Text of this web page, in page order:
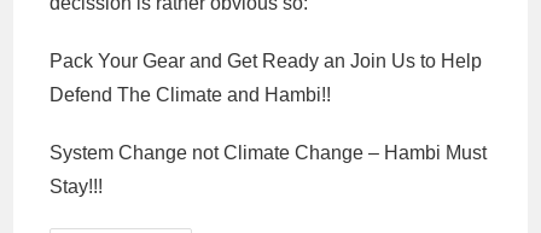
Pack Your Gear and Get Ready an Join Us to Help
Defend The Climate and Hambi!!
System Change not Climate Change – Hambi Must
Stay!!!